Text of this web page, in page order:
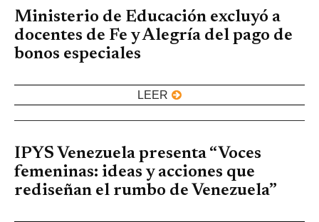
Ministerio de Educación excluyó a
docentes de Fe y Alegría del pago de
bonos especiales
LEER
IPYS Venezuela presenta “Voces
femeninas: ideas y acciones que
rediseñan el rumbo de Venezuela”